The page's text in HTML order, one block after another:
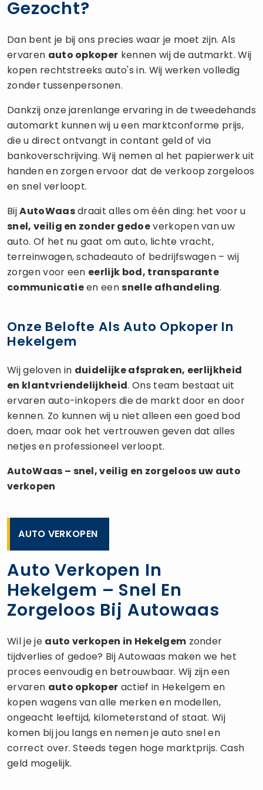
Gezocht?
Dan bent je bij ons precies waar je moet zijn. Als
ervaren auto opkoper kennen wij de autmarkt. Wij
kopen rechtstreeks auto's in. Wij werken volledig
zonder tussenpersonen.
Dankzij onze jarenlange ervaring in de tweedehands
automarkt kunnen wij u een marktconforme prijs,
die u direct ontvangt in contant geld of via
bankoverschrijving. Wij nemen al het papierwerk uit
handen en zorgen ervoor dat de verkoop zorgeloos
en snel verloopt.
BijAutoWaasdraait alles om één ding: het voor u
snel, veilig en zonder gedoeverkopen van uw
auto. Of het nu gaat om auto, lichte vracht,
terreinwagen, schadeauto of bedrijfswagen – wij
zorgen voor een eerlijk bod, transparante
communicatieen eensnelle afhandeling.
Onze Belofte Als Auto Opkoper In
Hekelgem
Wij geloven in duidelijke afspraken, eerlijkheid
en klantvriendelijkheid. Ons team bestaat uit
ervaren auto-inkopers die de markt door en door
kennen. Zo kunnen wij u niet alleen een goed bod
doen, maar ook het vertrouwen geven dat alles
netjes en professioneel verloopt.
AutoWaas – snel, veilig en zorgeloos uw auto
verkopen
AUTO VERKOPEN
Auto Verkopen In
Hekelgem – Snel En
Zorgeloos Bij Autowaas
Wil je je auto verkopen in Hekelgem zonder
tijdverlies of gedoe? Bij Autowaas maken we het
proces eenvoudig en betrouwbaar. Wij zijn een
ervaren auto opkoper actief in Hekelgem en
kopen wagens van alle merken en modellen,
ongeacht leeftijd, kilometerstand of staat. Wij
komen bij jou langs en nemen je auto snel en
correct over. Steeds tegen hoge marktprijs. Cash
geld mogelijk.